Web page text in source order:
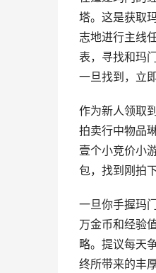
塔。这是获取
志地进行主线
表，寻找和玛
一旦找到，立
作为新人领取
拍卖行中物品
壹个小竞价小
包，找到刚拍
一旦你手握玛
万金币和经验
略。提议每天
终所带来的丰